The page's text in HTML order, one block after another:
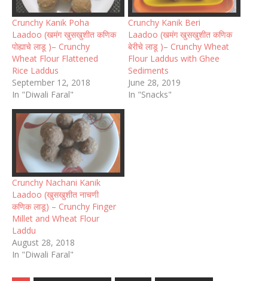
Crunchy Kanik Poha
Laadoo (खमंग खुसखुशीत कणिक
पोह्याचे लाडू )– Crunchy
Wheat Flour Flattened
Rice Laddus
September 12, 2018
In "Diwali Faral"
Crunchy Kanik Beri
Laadoo (खमंग खुसखुशीत कणिक
बेरीचे लाडू )– Crunchy Wheat
Flour Laddus with Ghee
Sediments
June 28, 2019
In "Snacks"
Crunchy Nachani Kanik
Laadoo (खुसखुशीत नाचणी
कणिक लाडू) – Crunchy Finger
Millet and Wheat Flour
Laddu
August 28, 2018
In "Diwali Faral"